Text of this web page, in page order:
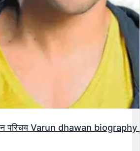
परिचय Varun dhawan